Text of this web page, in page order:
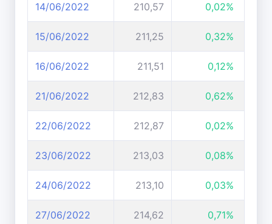
14/06/2022 210,57 0,02%
15/06/2022 211,25 0,32%
16/06/2022 211,51 0,12%
21/06/2022 212,83 0,62%
22/06/2022 212,87 0,02%
23/06/2022 213,03 0,08%
24/06/2022 213,10 0,03%
27/06/2022 214,62 0,71%